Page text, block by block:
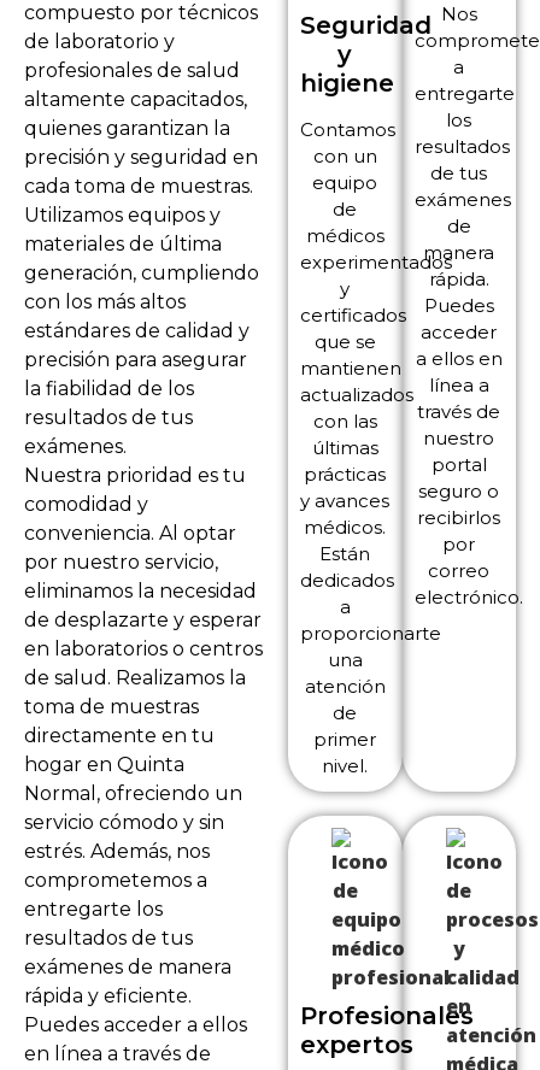
compuesto por técnicos
de laboratorio y
profesionales de salud
altamente capacitados,
quienes garantizan la
precisión y seguridad en
cada toma de muestras.
Utilizamos equipos y
materiales de última
generación, cumpliendo
con los más altos
estándares de calidad y
precisión para asegurar
la fiabilidad de los
resultados de tus
exámenes.
Nuestra prioridad es tu
comodidad y
conveniencia. Al optar
por nuestro servicio,
eliminamos la necesidad
de desplazarte y esperar
en laboratorios o centros
de salud. Realizamos la
toma de muestras
directamente en tu
hogar en Quinta
Normal, ofreciendo un
servicio cómodo y sin
estrés. Además, nos
comprometemos a
entregarte los
resultados de tus
exámenes de manera
rápida y eficiente.
Puedes acceder a ellos
en línea a través de
Seguridad
y
higiene
Contamos
con un
equipo
de
médicos
experimentados
y
certificados
que se
mantienen
actualizados
con las
últimas
prácticas
y avances
médicos.
Están
dedicados
a
proporcionarte
una
atención
de
primer
nivel.
Nos
a
entregarte
los
resultados
de tus
exámenes
de
manera
rápida.
Puedes
acceder
a ellos en
línea a
través de
nuestro
portal
seguro o
recibirlos
por
correo
electrónico.
Profesionales
expertos